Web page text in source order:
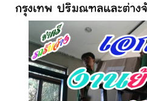
กรุงเทพ ปริมณฑลและต่าง